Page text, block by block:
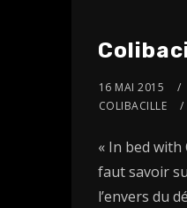
16 MAI 2015
COLIBACILLE
« In bed with
faut savoir
l’envers du